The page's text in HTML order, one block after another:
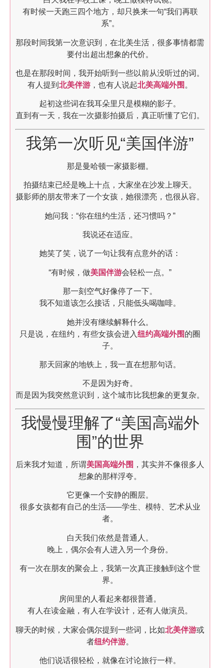
有时候一天跑三四个地方，却只换来一句“我们再联
系”。
那段时间我第一次意识到，在北美生活，很多事情都需
要付出超出想象的代价。
也是在那段时间，我开始听到一些以前从没听过的词。
有人提到 北美伴游 ，也有人说起北美高端外围 。
起初这些词在我耳朵里只是模糊的影子。
直到有一天，我在一次摄影拍摄后，真正听懂了它们。
我第一次听见“美国伴游”
那是曼哈顿一家摄影棚。
拍摄结束已经是晚上十点，大家坐在沙发上聊天。
摄影师的朋友带来了一个女孩，她很漂亮，也很从容。
她问我：“你在纽约生活，还习惯吗？”
我说还在适应。
她笑了笑，说了一句让我有点意外的话：
“有时候，做美国伴游会轻松一点。”
那一刻空气好像停了一下。
我不知道该怎么接话，只能低头喝咖啡。
她并没有继续解释什么。
只是说，在纽约，有些女孩会进入纽约高端外围 的圈
子。
那天回家的地铁上，我一直在想那句话。
不是因为好奇。
而是因为我突然意识到，这个城市比我想象的更复杂。
我慢慢理解了“美国高端外
围”的世界
后来我才知道，所谓美国高端外围 ，其实并不像很多人
想象的那样浮夸。
它更像一个安静的圈层。
很多女孩都有自己的生活——学生、模特、艺术从业
者。
白天我们依然是普通人。
晚上，偶尔会有人进入另一个身份。
有一次在朋友的聚会上，我第一次真正接触到这个世
界。
房间里的人看起来都很普通。
有人在读金融，有人在学设计，还有人做演员。
聊天的时候，大家会偶尔提到一些词，比如北美伴游或
者纽约伴游。
他们说话很轻松，就像在讨论旅行一样。